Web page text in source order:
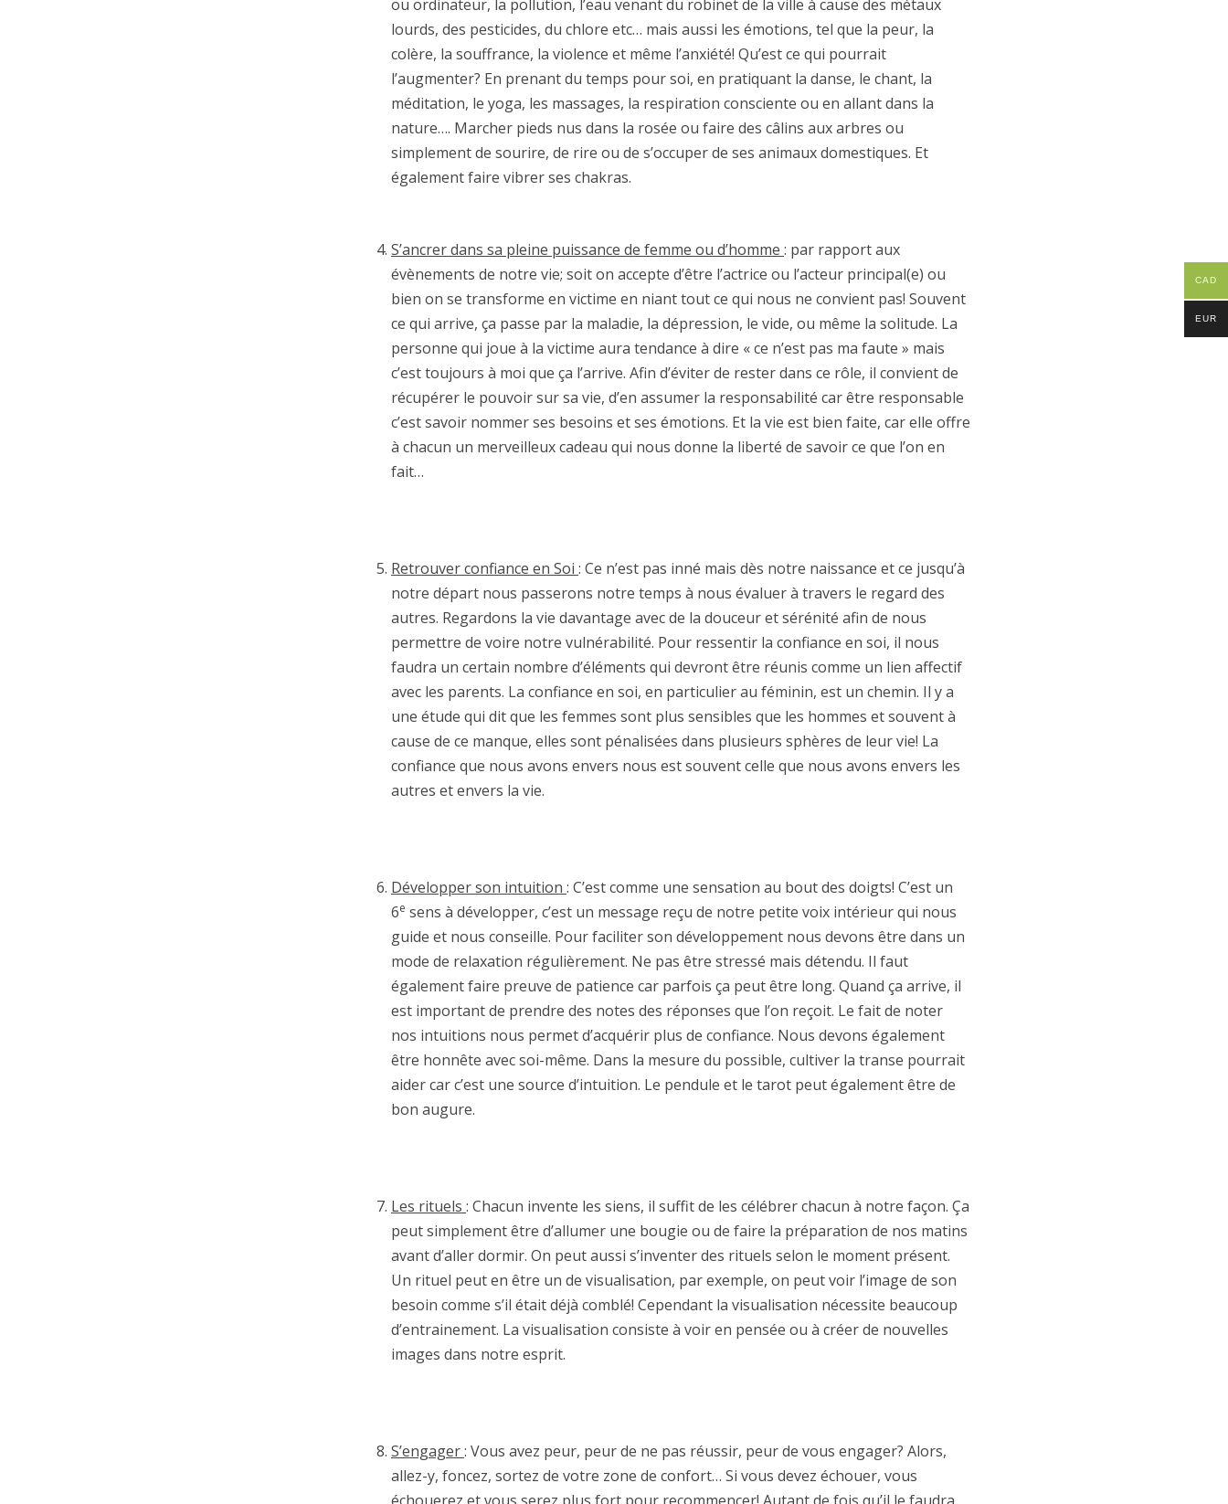
ou ordinateur, la pollution, l’eau venant du robinet de la ville à cause des métaux
lourds, des pesticides, du chlore etc… mais aussi les émotions, tel que la peur, la
colère, la souffrance, la violence et même l’anxiété! Qu’est ce qui pourrait
l’augmenter? En prenant du temps pour soi, en pratiquant la danse, le chant, la
méditation, le yoga, les massages, la respiration consciente ou en allant dans la
nature…. Marcher pieds nus dans la rosée ou faire des câlins aux arbres ou
simplement de sourire, de rire ou de s’occuper de ses animaux domestiques. Et
également faire vibrer ses chakras.
S’ancrer dans sa pleine puissance de femme ou d’homme : par rapport aux
évènements de notre vie; soit on accepte d’être l’actrice ou l’acteur principal(e) ou
bien on se transforme en victime en niant tout ce qui nous ne convient pas! Souvent
ce qui arrive, ça passe par la maladie, la dépression, le vide, ou même la solitude. La
personne qui joue à la victime aura tendance à dire « ce n’est pas ma faute » mais
c’est toujours à moi que ça l’arrive. Afin d’éviter de rester dans ce rôle, il convient de
récupérer le pouvoir sur sa vie, d’en assumer la responsabilité car être responsable
c’est savoir nommer ses besoins et ses émotions. Et la vie est bien faite, car elle offre
à chacun un merveilleux cadeau qui nous donne la liberté de savoir ce que l’on en
fait…
Retrouver confiance en Soi : Ce n’est pas inné mais dès notre naissance et ce jusqu’à
notre départ nous passerons notre temps à nous évaluer à travers le regard des
autres. Regardons la vie davantage avec de la douceur et sérénité afin de nous
permettre de voire notre vulnérabilité. Pour ressentir la confiance en soi, il nous
faudra un certain nombre d’éléments qui devront être réunis comme un lien affectif
avec les parents. La confiance en soi, en particulier au féminin, est un chemin. Il y a
une étude qui dit que les femmes sont plus sensibles que les hommes et souvent à
cause de ce manque, elles sont pénalisées dans plusieurs sphères de leur vie! La
confiance que nous avons envers nous est souvent celle que nous avons envers les
autres et envers la vie.
Développer son intuition : C’est comme une sensation au bout des doigts! C’est un
6e sens à développer, c’est un message reçu de notre petite voix intérieur qui nous
guide et nous conseille. Pour faciliter son développement nous devons être dans un
mode de relaxation régulièrement. Ne pas être stressé mais détendu. Il faut
également faire preuve de patience car parfois ça peut être long. Quand ça arrive, il
est important de prendre des notes des réponses que l’on reçoit. Le fait de noter
nos intuitions nous permet d’acquérir plus de confiance. Nous devons également
être honnête avec soi-même. Dans la mesure du possible, cultiver la transe pourrait
aider car c’est une source d’intuition. Le pendule et le tarot peut également être de
bon augure.
Les rituels : Chacun invente les siens, il suffit de les célébrer chacun à notre façon. Ça
peut simplement être d’allumer une bougie ou de faire la préparation de nos matins
avant d’aller dormir. On peut aussi s’inventer des rituels selon le moment présent.
Un rituel peut en être un de visualisation, par exemple, on peut voir l’image de son
besoin comme s’il était déjà comblé! Cependant la visualisation nécessite beaucoup
d’entrainement. La visualisation consiste à voir en pensée ou à créer de nouvelles
images dans notre esprit.
S’engager: Vous avez peur, peur de ne pas réussir, peur de vous engager? Alors,
allez-y, foncez, sortez de votre zone de confort… Si vous devez échouer, vous
CAD
EUR